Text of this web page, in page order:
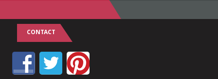
CONTACT